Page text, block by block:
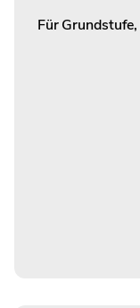
Für Grundstufe,